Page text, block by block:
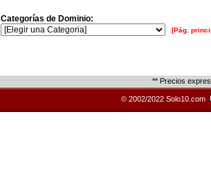
Categorías de Dominio:
[Pág.
** Precios
© 2002/2022 Solo10.com